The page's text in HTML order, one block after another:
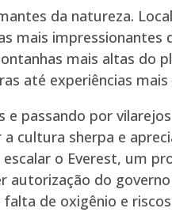
da natureza.
mais impressionantes
mais altas do
até experiências mais
e passando por vilarejos
cultura sherpa e
o Everest, um
autorização do
de oxigênio e